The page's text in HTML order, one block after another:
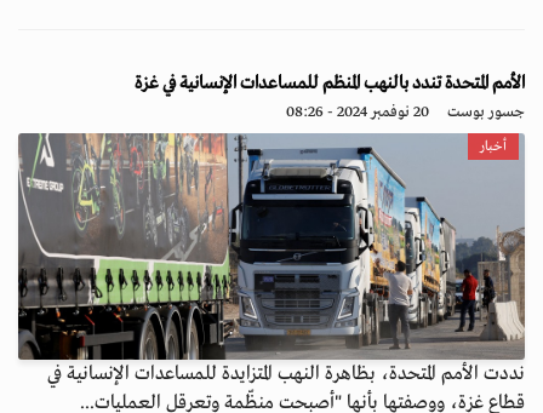
الأمم المتحدة تندد بالنهب المنظم للمساعدات الإنسانية في غزة
جسور بوست 20 نوفمبر 2024 - 08:26
أخبار
نددت الأمم المتحدة، بظاهرة النهب المتزايدة للمساعدات الإنسانية في
قطاع غزة، ووصفتها بأنها "أصبحت منظّمة وتعرقل العمليات...